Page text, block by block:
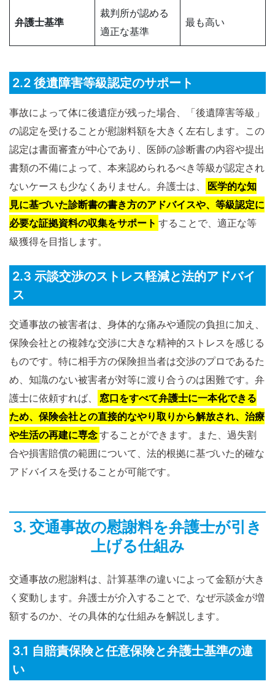
弁護士基準
裁判所が認める
適正な基準
最も高い
2.2 後遺障害等級認定のサポート
事故によって体に後遺症が残った場合、「後遺障害等級」
の認定を受けることが慰謝料額を大きく左右します。この
認定は書面審査が中心であり、医師の診断書の内容や提出
書類の不備によって、本来認められるべき等級が認定され
ないケースも少なくありません。弁護士は、
医学的な知
見に基づいた診断書の書き方のアドバイスや、等級認定に
必要な証拠資料の収集をサポート することで、適正な等
級獲得を目指します。
2.3 示談交渉のストレス軽減と法的アドバイ
ス
交通事故の被害者は、身体的な痛みや通院の負担に加え、
保険会社との複雑な交渉に大きな精神的ストレスを感じる
ものです。特に相手方の保険担当者は交渉のプロであるた
め、知識のない被害者が対等に渡り合うのは困難です。弁
護士に依頼すれば、
窓口をすべて弁護士に一本化できる
ため、保険会社との直接的なやり取りから解放され、治療
や生活の再建に専念することができます。また、過失割
合や損害賠償の範囲について、法的根拠に基づいた的確な
アドバイスを受けることが可能です。
3. 交通事故の慰謝料を弁護士が引き
上げる仕組み
交通事故の慰謝料は、計算基準の違いによって金額が大き
く変動します。弁護士が介入することで、なぜ示談金が増
額するのか、その具体的な仕組みを解説します。
3.1 自賠責保険と任意保険と弁護士基準の違
い